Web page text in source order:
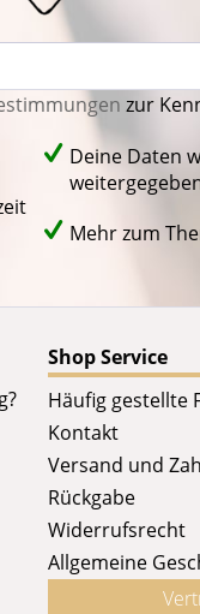
zur
Deine Daten
Mehr zum
Shop Service
Häufig gestellte
Kontakt
Versand und
Rückgabe
Widerrufsrecht
Allgemeine